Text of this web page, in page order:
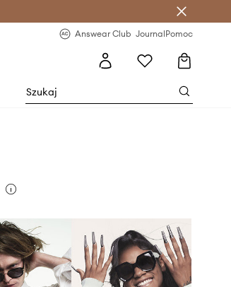
Answear Club JournalPomoc